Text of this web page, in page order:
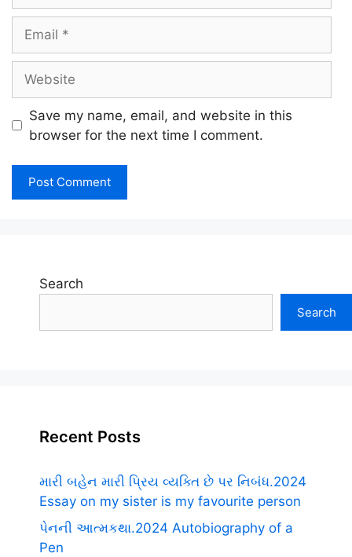
Save my name, email, and website in this
browser for the next time I comment.
Search
Search
Recent Posts
મારી બહેન મારી પ્રિય વ્યક્તિ છે પર નિબંધ.2024
Essay on my sister is my favourite person
પેનની આત્મકથા.2024 Autobiography of a
Pen